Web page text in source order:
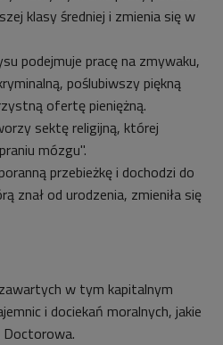
klasy średniej i zmienia się w
podejmuje pracę na zmywaku,
poślubiwszy piękną
ofertę pieniężną.
sektę religijną, której
mózgu".
przebieżkę i dochodzi do
znał od urodzenia, zmieniła się
w tym kapitalnym
i dociekań moralnych, jakie
Doctorowa.